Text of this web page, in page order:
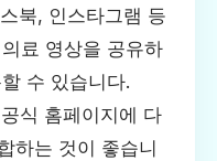
북, 인스타그램 등
료 영상을 공유하
수 있습니다.
식 홈페이지에 다
하는 것이 좋습니